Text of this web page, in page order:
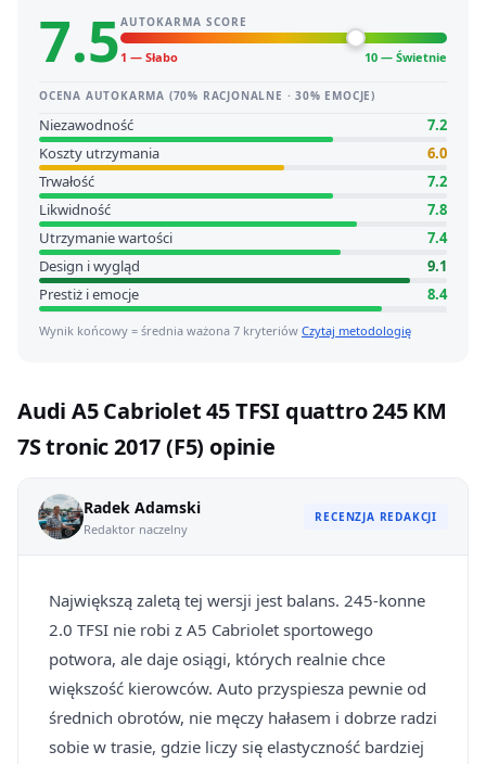
7.5AUTOKARMA SCORE
1 — Słabo 10 — Świetnie
OCENA AUTOKARMA (70% RACJONALNE · 30% EMOCJE)
Niezawodność
7.2
Koszty utrzymania
6.0
Trwałość
7.2
Likwidność
7.8
Utrzymanie wartości
7.4
Design i wygląd
9.1
Prestiż i emocje
8.4
Wynik końcowy = średnia ważona 7 kryteriów Czytaj metodologię
Audi A5 Cabriolet 45 TFSI quattro 245 KM
7S tronic 2017 (F5) opinie
Radek Adamski
Redaktor naczelny
RECENZJA REDAKCJI
Największą zaletą tej wersji jest balans. 245-konne
2.0 TFSI nie robi z A5 Cabriolet sportowego
potwora, ale daje osiągi, których realnie chce
większość kierowców. Auto przyspiesza pewnie od
średnich obrotów, nie męczy hałasem i dobrze radzi
sobie w trasie, gdzie liczy się elastyczność bardziej